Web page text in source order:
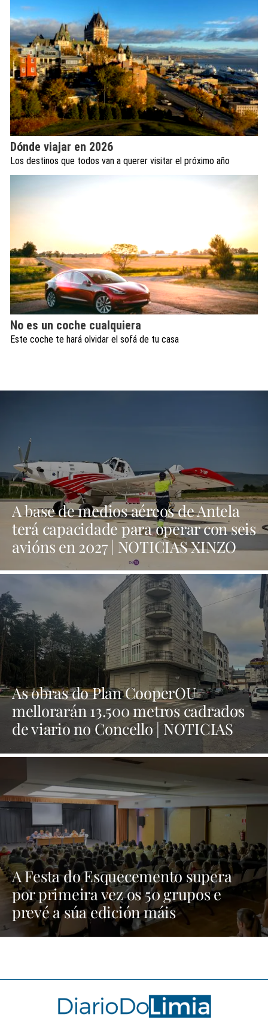
Dónde viajar en 2026
Los destinos que todos van a querer visitar el próximo año
No es un coche cualquiera
Este coche te hará olvidar el sofá de tu casa
A base de medios aéreos de Antela
terá capacidade para operar con seis
avións en 2027 | NOTICIAS XINZO
As obras do Plan CooperOU
mellorarán 13.500 metros cadrados
de viario no Concello | NOTICIAS
A Festa do Esquecemento supera
por primeira vez os 50 grupos e
prevé a súa edición máis
multitudinaria | NOTICIAS XINZO